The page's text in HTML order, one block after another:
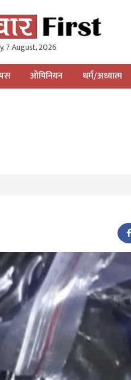
7 August, 2026
ओपिनियन धर्म/अध्यात्म